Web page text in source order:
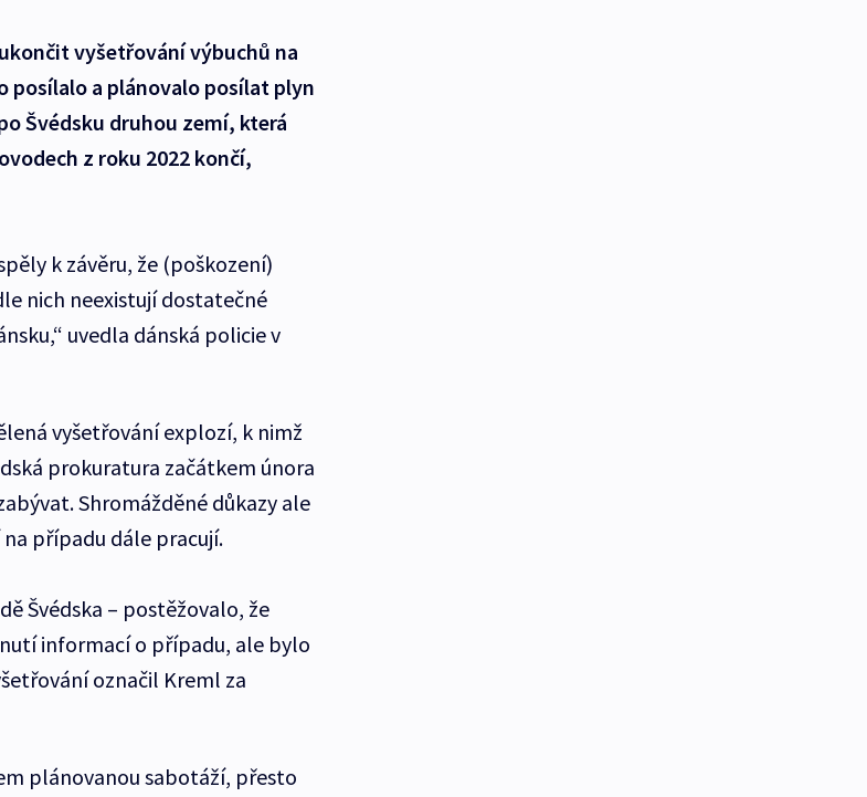
vyšetřování výbuchů na
posílalo a plánovalo posílat plyn
Švédsku druhou zemí, která
z roku 2022 končí,
k závěru, že (poškození)
nich neexistují dostatečné
uvedla dánská policie v
vyšetřování explozí, k nimž
prokuratura začátkem února
Shromážděné důkazy ale
případu dále pracují.
Švédska – postěžovalo, že
informací o případu, ale bylo
označil Kreml za
plánovanou sabotáží, přesto